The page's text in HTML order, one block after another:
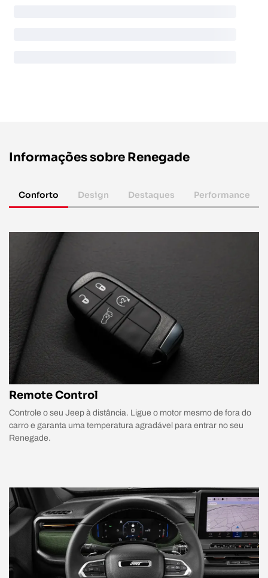
Informações sobre Renegade
Conforto Design Destaques Performance
Remote Control
Controle o seu Jeep à distância. Ligue o motor mesmo de fora do
carro e garanta uma temperatura agradável para entrar no seu
Renegade.